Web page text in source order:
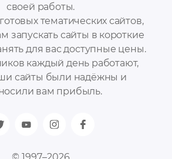
своей работы.
тематических сайтов,
запускать сайты в короткие
для вас доступные цены.
каждый день работают,
сайты были надёжны и
вам прибыль.
© 1997–2026